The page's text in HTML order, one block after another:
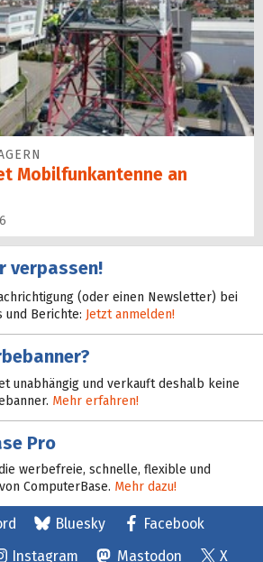
Mobilfunk­antenne an
verpassen!
(oder einen Newsletter) bei
und Berichte: Jetzt anmelden!
unabhängig und verkauft deshalb keine
Mehr erfahren!
Pro
werbefreie, schnelle, flexible und
ComputerBase. Mehr dazu!
Bluesky
Facebook
Instagram Mastodon X